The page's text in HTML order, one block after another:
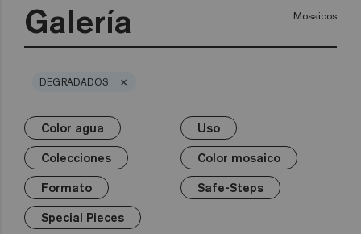
Mosaicos
Galería
DEGRADADOS ×
Color agua
Color agua Uso
Uso
Piscina privada
Piscina pública
Wellness
Colecciones
Colecciones
Premium
Terrazzo
Gold
Color mosaico
Color mosaico
Blancos
Negros
Grises
Azules
Verdes
Formato
Formato
25mm
50mm
Hexa
Safe-Steps
Safe-Steps
Anti-slip mosaics
Special Pieces
Special Pieces
Corner
Cove